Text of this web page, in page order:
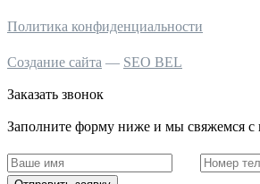
Политика конфиденциальности
Создание сайта — SEO BEL
Заказать звонок
Заполните форму ниже и мы свяжемся с